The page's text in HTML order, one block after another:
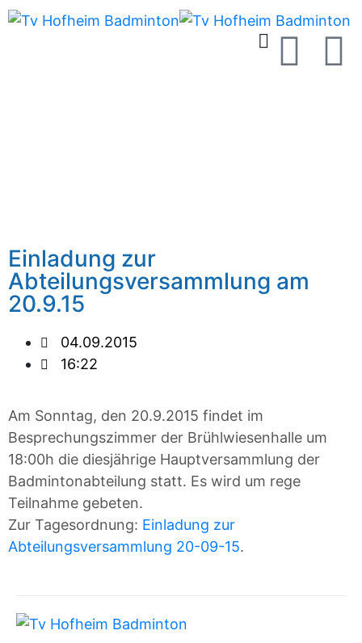
Einladung zur
Abteilungsversammlung am
20.9.15
04.09.2015
16:22
Am Sonntag, den 20.9.2015 findet im
Besprechungszimmer der Brühlwiesenhalle um
18:00h die diesjährige Hauptversammlung der
Badmintonabteilung statt. Es wird um rege
Teilnahme gebeten.
Zur Tagesordnung: Einladung zur
Abteilungsversammlung 20-09-15.